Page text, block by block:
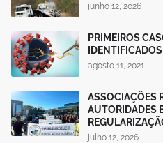
junho 12, 2026
PRIMEIROS
agosto 11, 2021
ASSOCIAÇÕES
AUTORIDADES
julho 12, 2026